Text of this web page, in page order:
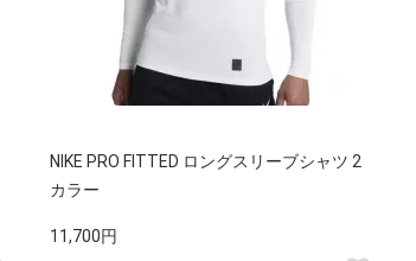
NIKE PRO FITTED ロングスリーブシャツ 2
カラー
11,700円